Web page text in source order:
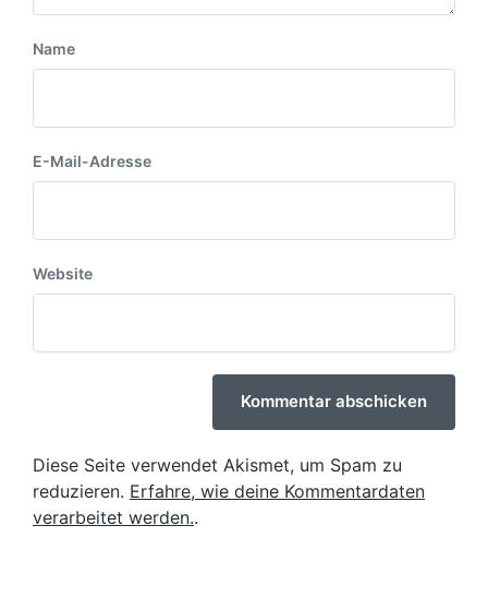
Name
E-Mail-Adresse
Website
Diese Seite verwendet Akismet, um Spam zu
reduzieren. Erfahre, wie deine Kommentardaten
verarbeitet werden..